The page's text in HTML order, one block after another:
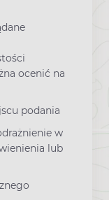
ocenić na
podania
w
lub